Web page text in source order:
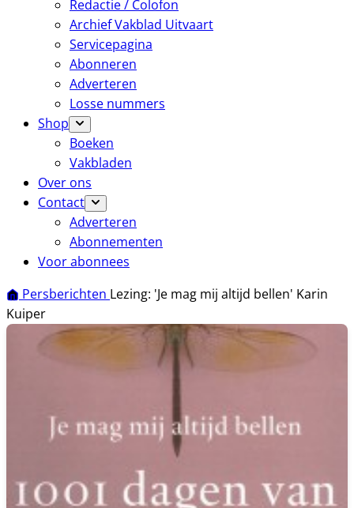
Redactie / Colofon
Archief Vakblad Uitvaart
Servicepagina
Abonneren
Adverteren
Losse nummers
Shop
Boeken
Vakbladen
Over ons
Contact
Adverteren
Abonnementen
Voor abonnees
Persberichten Lezing: 'Je mag mij altijd bellen' Karin
Kuiper